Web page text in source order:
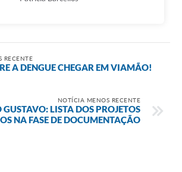
RECENTE
A DENGUE CHEGAR EM VIAMÃO!
NOTÍCIA MENOS RECENTE
GUSTAVO: LISTA DOS PROJETOS
NA FASE DE DOCUMENTAÇÃO